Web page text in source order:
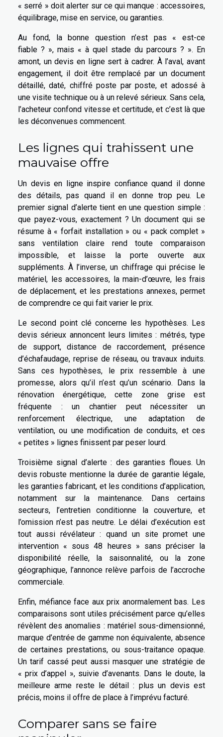
« serré » doit alerter sur ce qui manque : accessoires,
équilibrage, mise en service, ou garanties.
Au fond, la bonne question n’est pas « est-ce
fiable ? », mais « à quel stade du parcours ? ». En
amont, un devis en ligne sert à cadrer. À l’aval, avant
engagement, il doit être remplacé par un document
détaillé, daté, chiffré poste par poste, et adossé à
une visite technique ou à un relevé sérieux. Sans cela,
l’acheteur confond vitesse et certitude, et c’est là que
les déconvenues commencent.
Les lignes qui trahissent une
mauvaise offre
Un devis en ligne inspire confiance quand il donne
des détails, pas quand il en donne trop peu. Le
premier signal d’alerte tient en une question simple :
que payez-vous, exactement ? Un document qui se
résume à « forfait installation » ou « pack complet »
sans ventilation claire rend toute comparaison
impossible, et laisse la porte ouverte aux
suppléments. À l’inverse, un chiffrage qui précise le
matériel, les accessoires, la main-d’œuvre, les frais
de déplacement, et les prestations annexes, permet
de comprendre ce qui fait varier le prix.
Le second point clé concerne les hypothèses. Les
devis sérieux annoncent leurs limites : métrés, type
de support, distance de raccordement, présence
d’échafaudage, reprise de réseau, ou travaux induits.
Sans ces hypothèses, le prix ressemble à une
promesse, alors qu’il n’est qu’un scénario. Dans la
rénovation énergétique, cette zone grise est
fréquente : un chantier peut nécessiter un
renforcement électrique, une adaptation de
ventilation, ou une modification de conduits, et ces
« petites » lignes finissent par peser lourd.
Troisième signal d’alerte : des garanties floues. Un
devis robuste mentionne la durée de garantie légale,
les garanties fabricant, et les conditions d’application,
notamment sur la maintenance. Dans certains
secteurs, l’entretien conditionne la couverture, et
l’omission n’est pas neutre. Le délai d’exécution est
tout aussi révélateur : quand un site promet une
intervention « sous 48 heures » sans préciser la
disponibilité réelle, la saisonnalité, ou la zone
géographique, l’annonce relève parfois de l’accroche
commerciale.
Enfin, méfiance face aux prix anormalement bas. Les
comparaisons sont utiles précisément parce qu’elles
révèlent des anomalies : matériel sous-dimensionné,
marque d’entrée de gamme non équivalente, absence
de certaines prestations, ou sous-traitance opaque.
Un tarif cassé peut aussi masquer une stratégie de
« prix d’appel », suivie d’avenants. Dans le doute, la
meilleure arme reste le détail : plus un devis est
précis, moins il offre de place à l’imprévu facturé.
Comparer sans se faire